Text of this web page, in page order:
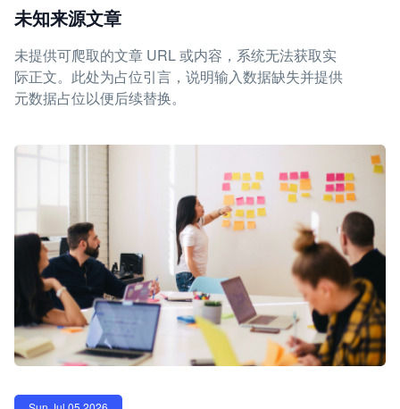
未知来源文章
未提供可爬取的文章 URL 或内容，系统无法获取实
际正文。此处为占位引言，说明输入数据缺失并提供
元数据占位以便后续替换。